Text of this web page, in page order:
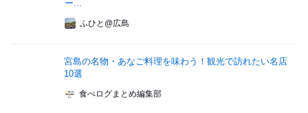
ー...
ふひと@広島
宮島の名物・あなご料理を味わう！観光で訪れたい名店
10選
食べログまとめ編集部